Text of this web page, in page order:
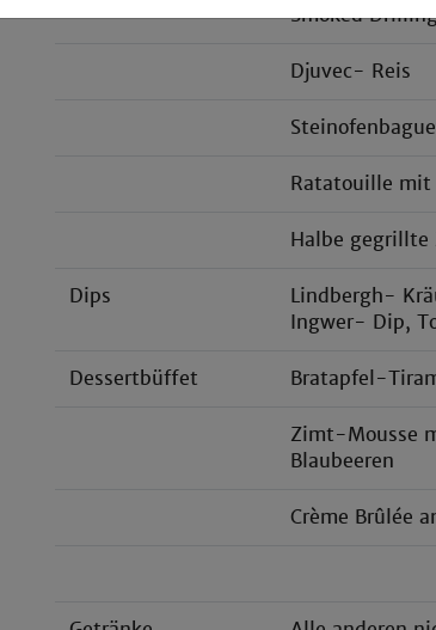
Smoked
Djuvec- Reis
Ratatouille mit
Halbe gegrillte
Dips
Lindbergh-
Ingwer- Dip,
Dessertbüffet Bratapfel-
Zimt-Mousse
Blaubeeren
Crème Brûlée